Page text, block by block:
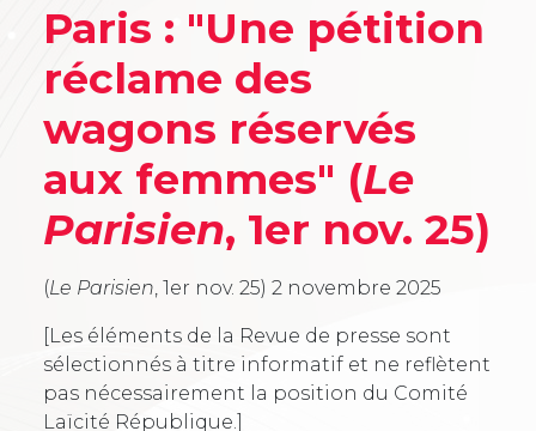
Paris : "Une pétition
réclame des
wagons réservés
aux femmes" (Le
Parisien, 1er nov. 25)
(Le Parisien , 1er nov. 25) 2 novembre 2025
[Les éléments de la Revue de presse sont
sélectionnés à titre informatif et ne reflètent
pas nécessairement la position du Comité
Laïcité République.]